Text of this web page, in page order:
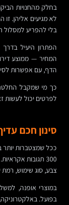
בחלק מהחנויות
לא מגיעים אליהן.
בלי להפריע למסלול
הפתרון היעיל
המחיר — ממוצע
הדף, עם אפשרות
כך מי שמקבל
לפרטים יכול לעשות
סינון חכם
ככל שמצטברות יותר
300 תגובות
צבע, סוג שימוש, רמת
במוצרי אופנה,
בפועל.